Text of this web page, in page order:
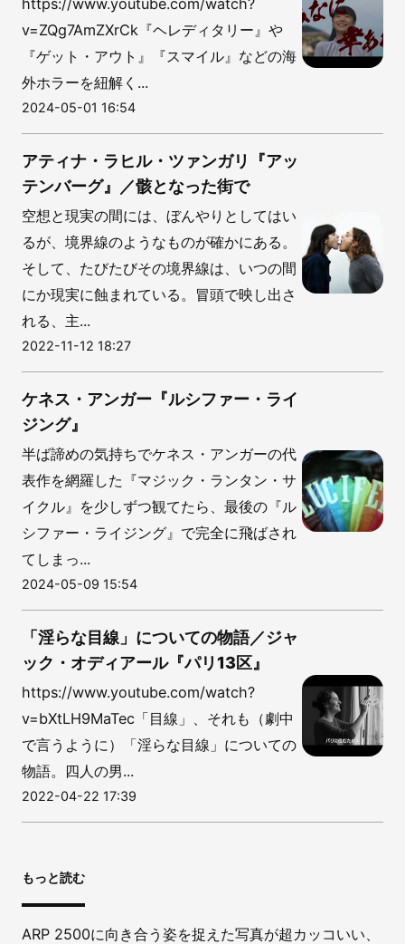
v=ZQg7AmZXrCk『ヘレディタリー』や
『ゲット・アウト』『スマイル』などの海
外ホラーを紐解く...
2024-05-01 16:54
アティナ・ラヒル・ツァンガリ『アッ
テンバーグ』／骸となった街で
空想と現実の間には、ぼんやりとしてはい
るが、境界線のようなものが確かにある。
そして、たびたびその境界線は、いつの間
にか現実に蝕まれている。冒頭で映し出さ
れる、主...
2022-11-12 18:27
ケネス・アンガー『ルシファー・ライ
ジング』
半ば諦めの気持ちでケネス・アンガーの代
表作を網羅した『マジック・ランタン・サ
イクル』を少しずつ観てたら、最後の『ル
シファー・ライジング』で完全に飛ばされ
てしまっ...
2024-05-09 15:54
「淫らな目線」についての物語／ジャ
ック・オディアール『パリ13区』
https://www.youtube.com/watch?
v=bXtLH9MaTec「目線」、それも（劇中
で言うように）「淫らな目線」についての
物語。四人の男...
2022-04-22 17:39
もっと読む
ARP 2500に向き合う姿を捉えた写真が超カッコいい、